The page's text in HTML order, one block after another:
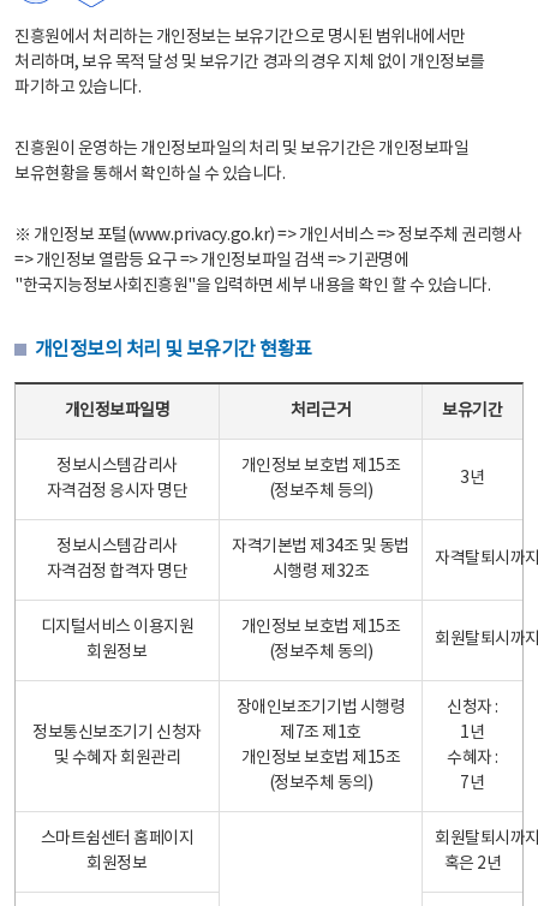
진흥원에서 처리하는 개인정보는 보유기간으로 명시된 범위내에서만
처리하며, 보유 목적 달성 및 보유기간 경과의 경우 지체 없이 개인정보를
파기하고 있습니다.
진흥원이 운영하는 개인정보파일의 처리 및 보유기간은 개인정보파일
보유현황을 통해서 확인하실 수 있습니다.
※ 개인정보 포털(www.privacy.go.kr) => 개인서비스 => 정보주체 권리행사
=> 개인정보 열람등 요구 => 개인정보파일 검색 => 기관명에
"한국지능정보사회진흥원"을 입력하면 세부 내용을 확인 할 수 있습니다.
개인정보의 처리 및 보유기간 현황표
개인정보파일명 처리근거 보유기간
정보시스템감리사
자격검정 응시자 명단
개인정보 보호법 제15조
(정보주체 등의)
3년
정보시스템감리사
자격검정 합격자 명단
자격기본법 제34조 및 동법
시행령 제32조
자격탈퇴시까
디지털서비스 이용지원
회원정보
개인정보 보호법 제15조
(정보주체 동의)
회원탈퇴시까
정보통신보조기기 신청자
및 수혜자 회원관리
장애인보조기기법 시행령
제7조 제1호
개인정보 보호법 제15조
(정보주체 동의)
신청자 :
1년
수혜자 :
7년
스마트쉼센터 홈페이지
회원정보
회원탈퇴시까
혹은 2년